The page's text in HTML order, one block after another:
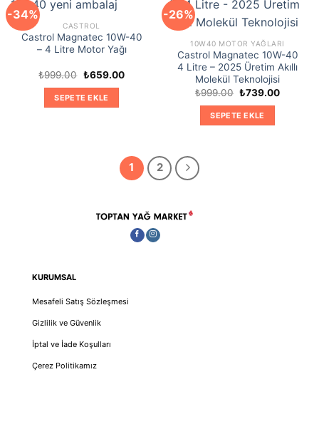
-34%
CASTROL
Castrol Magnatec 10W-40
– 4 Litre Motor Yağı
₺999.00 Orijinal
₺999.00.
₺659.00Şu
SEPETE EKLE
-26%
10W40 MOTOR YAĞLARI
Castrol Magnatec 10W-40
4 Litre – 2025 Üretim Akıllı
Molekül Teknolojisi
₺999.00 Orijinal
₺999.00.
₺739.00Şu
SEPETE EKLE
1 2
KURUMSAL
Mesafeli Satış Sözleşmesi
Gizlilik ve Güvenlik
İptal ve İade Koşulları
Çerez Politikamız